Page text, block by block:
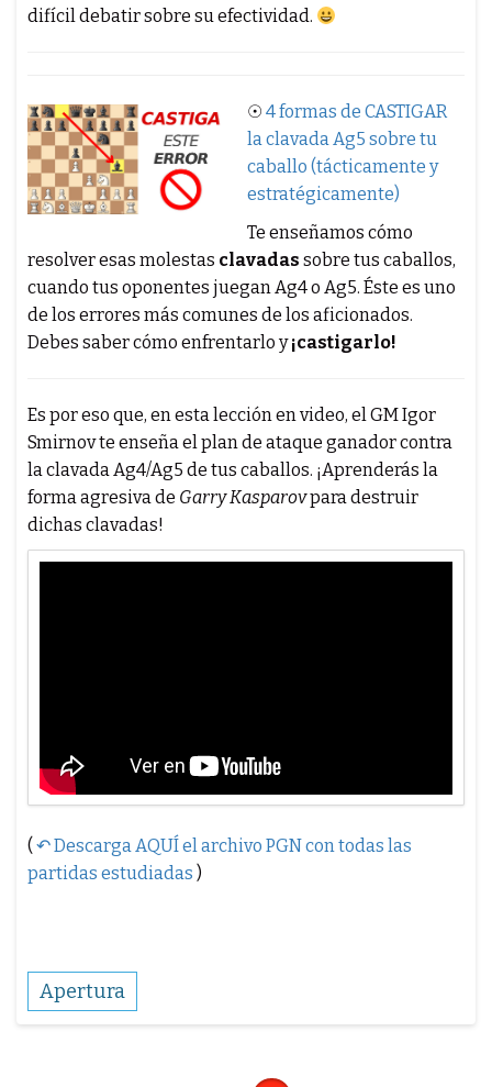
difícil debatir sobre su efectividad.
☉ 4 formas de CASTIGAR
la clavada Ag5 sobre tu
caballo (tácticamente y
estratégicamente)
Te enseñamos cómo
resolver esas molestas clavadas sobre tus caballos,
cuando tus oponentes juegan Ag4 o Ag5. Éste es uno
de los errores más comunes de los aficionados.
Debes saber cómo enfrentarlo y¡castigarlo!
Es por eso que, en esta lección en video, el GM Igor
Smirnov te enseña el plan de ataque ganador contra
la clavada Ag4/Ag5 de tus caballos. ¡Aprenderás la
forma agresiva de Garry Kasparovpara destruir
dichas clavadas!
( ↶ Descarga AQUÍ el archivo PGN con todas las
partidas estudiadas )
Apertura